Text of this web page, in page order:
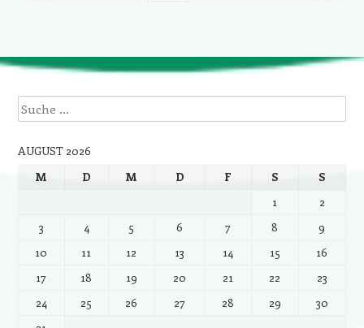
Suche
AUGUST 2026
M
D M D F S
S
1
2
3
4 5 6 7 8
9
10
11 12 13 14 15
16
17
18 19 20 21 22
23
24
25 26 27 28 29
30